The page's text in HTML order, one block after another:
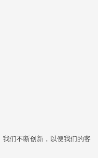
们不断创新，以便我们的客